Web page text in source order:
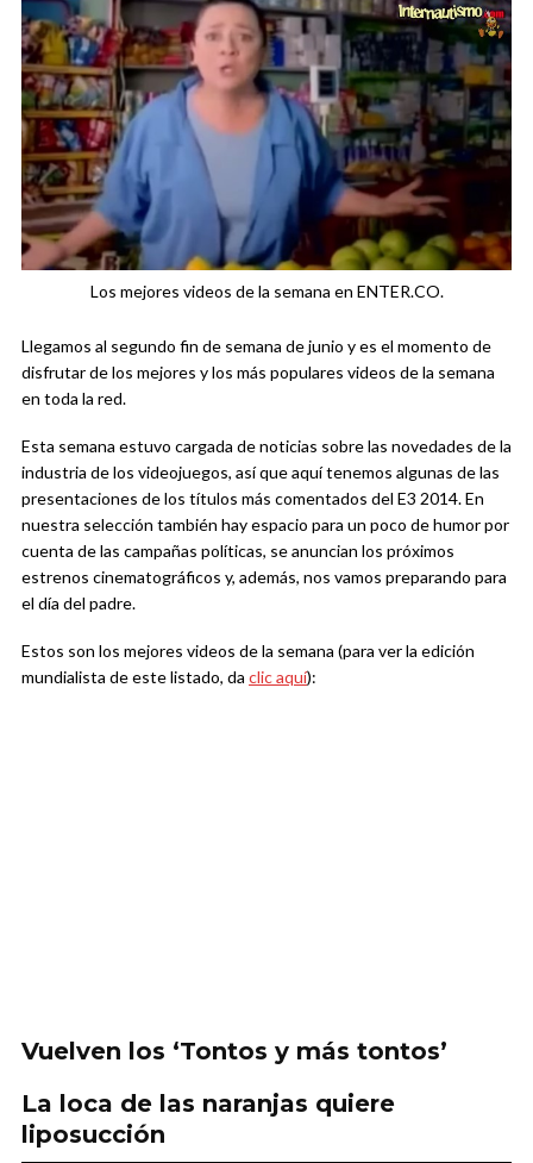
Los mejores videos de la semana en ENTER.CO.
Llegamos al segundo fin de semana de junio y es el momento de
disfrutar de los mejores y los más populares videos de la semana
en toda la red.
Esta semana estuvo cargada de noticias sobre las novedades de la
industria de los videojuegos, así que aquí tenemos algunas de las
presentaciones de los títulos más comentados del E3 2014. En
nuestra selección también hay espacio para un poco de humor por
cuenta de las campañas políticas, se anuncian los próximos
estrenos cinematográficos y, además, nos vamos preparando para
el día del padre.
Estos son los mejores videos de la semana (para ver la edición
mundialista de este listado, da clic aquí):
Vuelven los ‘Tontos y más tontos’
La loca de las naranjas quiere
liposucción